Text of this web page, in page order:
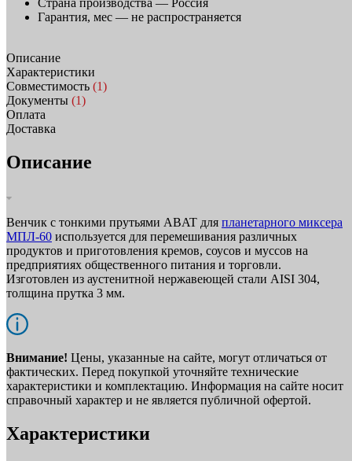
Гарантия, мес — не распространяется
Описание
Характеристики
Совместимость (1)
Документы (1)
Оплата
Доставка
Описание
Венчик с тонкими прутьями ABAT для планетарного миксера
МПЛ-60 используется для перемешивания различных
продуктов и приготовления кремов, соусов и муссов на
предприятиях общественного питания и торговли.
Изготовлен из аустенитной нержавеющей стали AISI 304,
толщина прутка 3 мм.
Внимание! Цены, указанные на сайте, могут отличаться от
фактических. Перед покупкой уточняйте технические
характеристики и комплектацию. Информация на сайте носит
справочный характер и не является публичной офертой.
Характеристики